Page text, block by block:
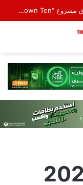
LARZ Developments تطلق رؤيتها الجديدة لتقديم مفهوم متكامل للتطوير العقاري في مصر